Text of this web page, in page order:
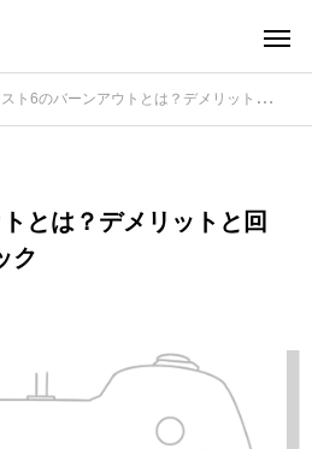
スト6のバーンアウトとは？デメリットと回復を早めるテクニック
とは？デメリットと回
ク